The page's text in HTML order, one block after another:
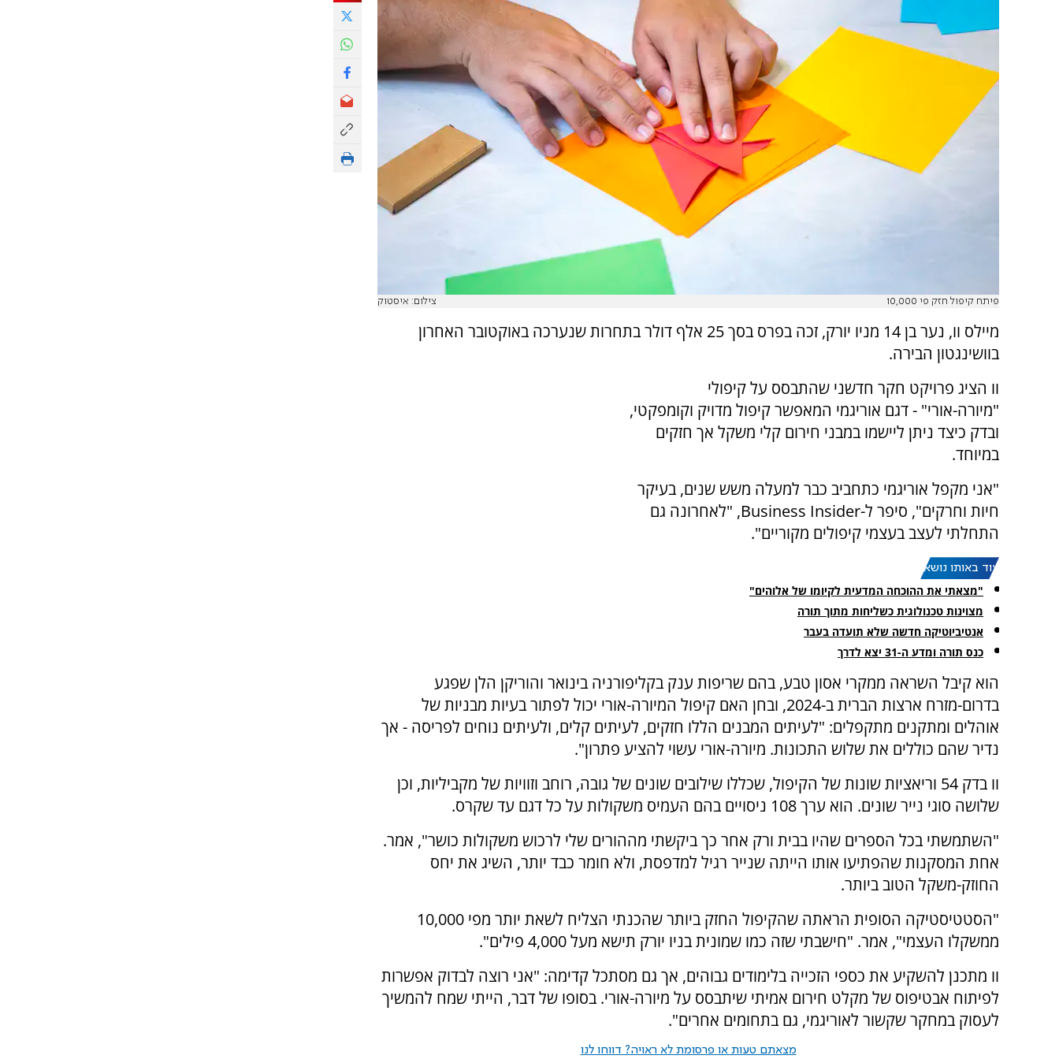
פיתח קיפול חזק פי 10,000 צילום: איסטוק
מיילס וו, נער בן 14 מניו יורק, זכה בפרס בסך 25 אלף דולר בתחרות שנערכה באוקטובר האחרון
בוושינגטון הבירה.
וו הציג פרויקט חקר חדשני שהתבסס על קיפולי
"מיורה-אורי" - דגם אוריגמי המאפשר קיפול מדויק וקומפקטי,
ובדק כיצד ניתן ליישמו במבני חירום קלי משקל אך חזקים
במיוחד.
"אני מקפל אוריגמי כתחביב כבר למעלה משש שנים, בעיקר
חיות וחרקים", סיפר ל-Business Insider, "לאחרונה גם
התחלתי לעצב בעצמי קיפולים מקוריים".
עוד באותו נושא:
"מצאתי את ההוכחה המדעית לקיומו של אלוהים"
מצוינות טכנולוגית כשליחות מתוך תורה
אנטיביוטיקה חדשה שלא תועדה בעבר
כנס תורה ומדע ה-31 יצא לדרך
הוא קיבל השראה ממקרי אסון טבע, בהם שריפות ענק בקליפורניה בינואר והוריקן הלן שפגע
בדרום-מזרח ארצות הברית ב-2024, ובחן האם קיפול המיורה-אורי יכול לפתור בעיות מבניות של
אוהלים ומתקנים מתקפלים: "לעיתים המבנים הללו חזקים, לעיתים קלים, ולעיתים נוחים לפריסה - אך
נדיר שהם כוללים את שלוש התכונות. מיורה-אורי עשוי להציע פתרון".
וו בדק 54 וריאציות שונות של הקיפול, שכללו שילובים שונים של גובה, רוחב וזוויות של מקביליות, וכן
שלושה סוגי נייר שונים. הוא ערך 108 ניסויים בהם העמיס משקולות על כל דגם עד שקרס.
"השתמשתי בכל הספרים שהיו בבית ורק אחר כך ביקשתי מההורים שלי לרכוש משקולות כושר", אמר.
אחת המסקנות שהפתיעו אותו הייתה שנייר רגיל למדפסת, ולא חומר כבד יותר, השיג את יחס
החוזק-משקל הטוב ביותר.
"הסטטיסטיקה הסופית הראתה שהקיפול החזק ביותר שהכנתי הצליח לשאת יותר מפי 10,000
ממשקלו העצמי", אמר. "חישבתי שזה כמו שמונית בניו יורק תישא מעל 4,000 פילים".
וו מתכנן להשקיע את כספי הזכייה בלימודים גבוהים, אך גם מסתכל קדימה: "אני רוצה לבדוק אפשרות
לפיתוח אבטיפוס של מקלט חירום אמיתי שיתבסס על מיורה-אורי. בסופו של דבר, הייתי שמח להמשיך
לעסוק במחקר שקשור לאוריגמי, גם בתחומים אחרים".
מצאתם טעות או פרסומת לא ראויה? דווחו לנו